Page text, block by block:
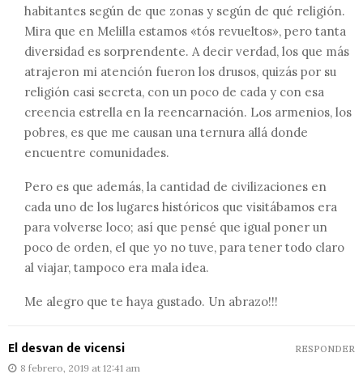
habitantes según de que zonas y según de qué religión.
Mira que en Melilla estamos «tós revueltos», pero tanta
diversidad es sorprendente. A decir verdad, los que más
atrajeron mi atención fueron los drusos, quizás por su
religión casi secreta, con un poco de cada y con esa
creencia estrella en la reencarnación. Los armenios, los
pobres, es que me causan una ternura allá donde
encuentre comunidades.
Pero es que además, la cantidad de civilizaciones en
cada uno de los lugares históricos que visitábamos era
para volverse loco; así que pensé que igual poner un
poco de orden, el que yo no tuve, para tener todo claro
al viajar, tampoco era mala idea.
Me alegro que te haya gustado. Un abrazo!!!
El desvan de vicensi
8 febrero, 2019 at 12:41 am
RESPONDER